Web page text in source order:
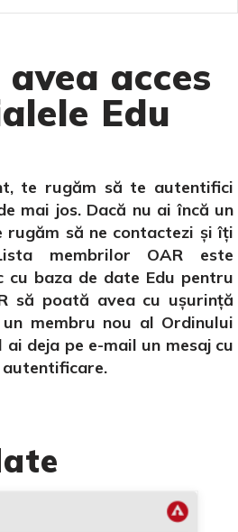
acces
Edu
te rugăm să te autentifici
mai jos. Dacă nu ai încă un
să ne contactezi și îți
membrilor OAR este
cu baza de date Edu pentru
să poată avea cu ușurință
membru nou al Ordinului
deja pe e-mail un mesaj cu